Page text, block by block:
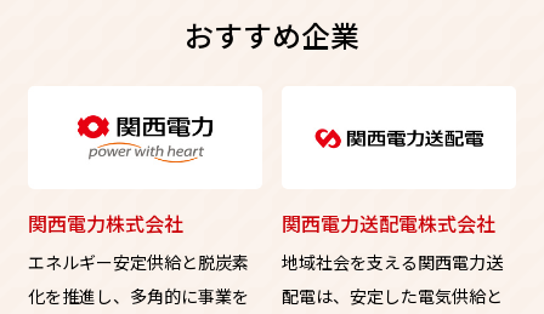
おすすめ企業
関西電力株式会社
エネルギー安定供給と脱炭素
化を推進し、多角的に事業を
関西電力送配電株式会社
地域社会を支える関西電力送
配電は、安定した電気供給と